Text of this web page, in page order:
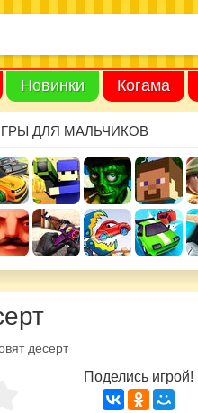
Новинки Когама
ДЛЯ МАЛЬЧИКОВ
десерт
Поделись игрой!